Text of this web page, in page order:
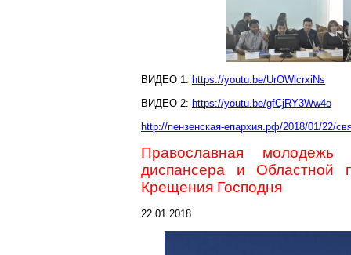
ВИДЕО 1: https://youtu.be/UrOWlcrxiNs
ВИДЕО 2: https://youtu.be/gfCjRY3Ww4o
http://пензенская-епархия.рф/2018/01/22/
Православная молодежь
диспансера и Областной
Крещения Господня
22.01.2018